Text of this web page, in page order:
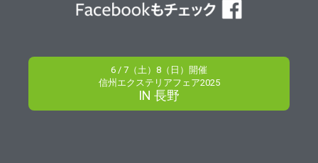
6 / 7（土）8（日）開催
信州エクステリアフェア2025
IN 長野